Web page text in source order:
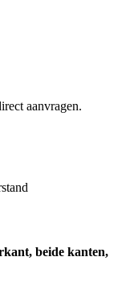
aanvragen.
beide kanten,